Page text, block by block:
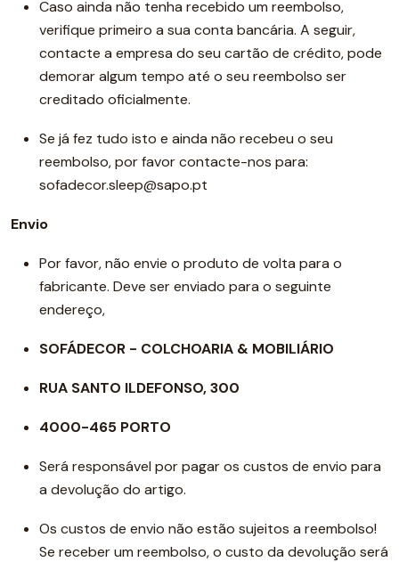
Caso ainda não tenha recebido um reembolso,
verifique primeiro a sua conta bancária. A seguir,
contacte a empresa do seu cartão de crédito, pode
demorar algum tempo até o seu reembolso ser
creditado oficialmente.
Se já fez tudo isto e ainda não recebeu o seu
reembolso, por favor contacte-nos para:
sofadecor.sleep@sapo.pt
Envio
Por favor, não envie o produto de volta para o
fabricante. Deve ser enviado para o seguinte
endereço,
SOFÁDECOR - COLCHOARIA & MOBILIÁRIO
RUA SANTO ILDEFONSO, 300
4000-465 PORTO
Será responsável por pagar os custos de envio para
a devolução do artigo.
Os custos de envio não estão sujeitos a reembolso!
Se receber um reembolso, o custo da devolução será